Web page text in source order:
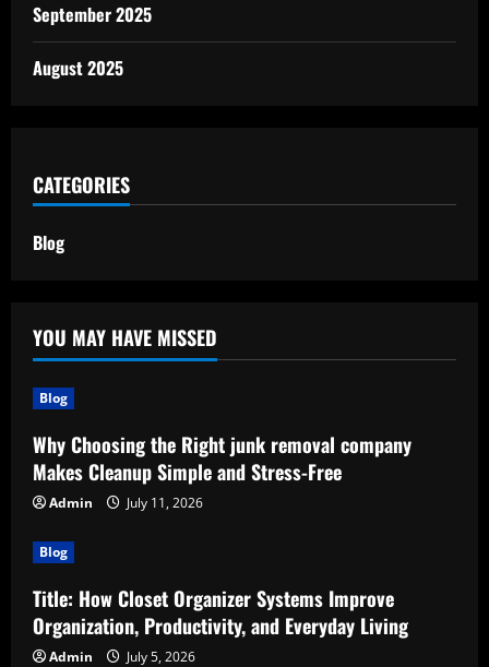
September 2025
August 2025
CATEGORIES
Blog
YOU MAY HAVE MISSED
Blog
Why Choosing the Right junk removal company
Makes Cleanup Simple and Stress-Free
Admin July 11, 2026
Blog
Title: How Closet Organizer Systems Improve
Organization, Productivity, and Everyday Living
Admin July 5, 2026